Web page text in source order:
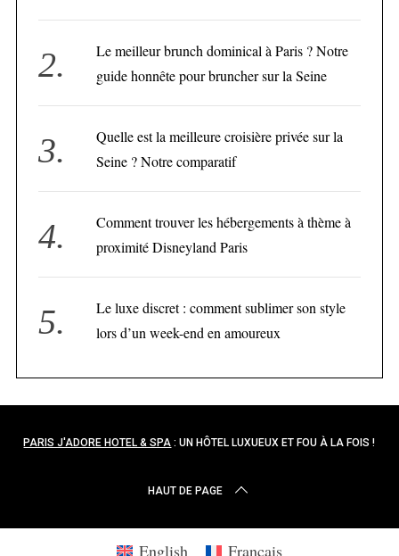
Le meilleur brunch dominical à Paris ? Notre
guide honnête pour bruncher sur la Seine
Quelle est la meilleure croisière privée sur la
Seine ? Notre comparatif
Comment trouver les hébergements à thème à
proximité Disneyland Paris
Le luxe discret : comment sublimer son style
lors d’un week-end en amoureux
PARIS J'ADORE HOTEL & SPA : UN HÔTEL LUXUEUX ET FOU À LA FOIS !
HAUT DE PAGE
English Français